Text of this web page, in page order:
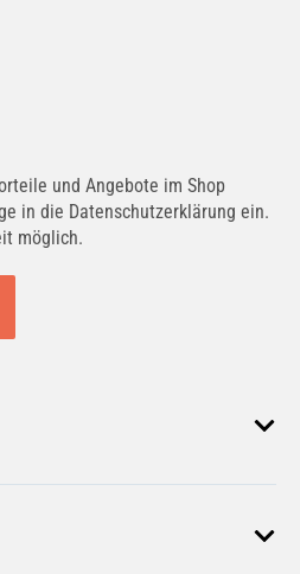
und Angebote im Shop
in die Datenschutzerklärung ein.
möglich.